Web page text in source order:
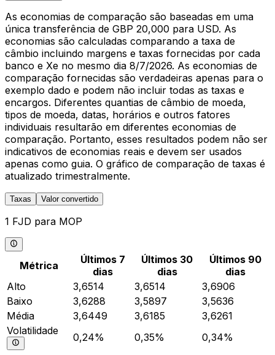
As economias de comparação são baseadas em uma
única transferência de GBP 20,000 para USD. As
economias são calculadas comparando a taxa de
câmbio incluindo margens e taxas fornecidas por cada
banco e Xe no mesmo dia 8/7/2026. As economias de
comparação fornecidas são verdadeiras apenas para o
exemplo dado e podem não incluir todas as taxas e
encargos. Diferentes quantias de câmbio de moeda,
tipos de moeda, datas, horários e outros fatores
individuais resultarão em diferentes economias de
comparação. Portanto, esses resultados podem não ser
indicativos de economias reais e devem ser usados
apenas como guia. O gráfico de comparação de taxas é
atualizado trimestralmente.
Taxas Valor convertido
1 FJD para MOP
Métrica
Últimos 7
dias
Últimos 30
dias
Últimos 90
dias
Alto
3,6514 3,6514
3,6906
Baixo
3,6288 3,5897
3,5636
Média
3,6449 3,6185
3,6261
Volatilidade
0,24% 0,35% 0,34%